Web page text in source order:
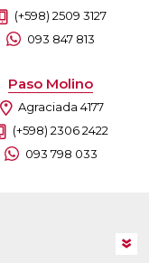
(+598) 2509 3127
093 847 813
Paso Molino
Agraciada 4177
(+598) 2306 2422
093 798 033